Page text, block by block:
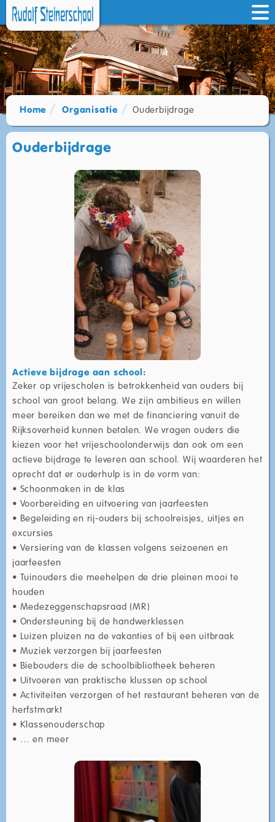
Home Organisatie Ouderbijdrage
Ouderbijdrage
Actieve bijdrage aan school:
Zeker op vrijescholen is betrokkenheid van ouders bij
school van groot belang. We zijn ambitieus en willen
meer bereiken dan we met de financiering vanuit de
Rijksoverheid kunnen betalen. We vragen ouders die
kiezen voor het vrijeschoolonderwijs dan ook om een
actieve bijdrage te leveren aan school. Wij waarderen het
oprecht dat er ouderhulp is in de vorm van:
• Schoonmaken in de klas
• Voorbereiding en uitvoering van jaarfeesten
• Begeleiding en rij-ouders bij schoolreisjes, uitjes en
excursies
• Versiering van de klassen volgens seizoenen en
jaarfeesten
• Tuinouders die meehelpen de drie pleinen mooi te
houden
• Medezeggenschapsraad (MR)
• Ondersteuning bij de handwerklessen
• Luizen pluizen na de vakanties of bij een uitbraak
• Muziek verzorgen bij jaarfeesten
• Biebouders die de schoolbibliotheek beheren
• Uitvoeren van praktische klussen op school
• Activiteiten verzorgen of het restaurant beheren van de
herfstmarkt
• Klassenouderschap
• … en meer